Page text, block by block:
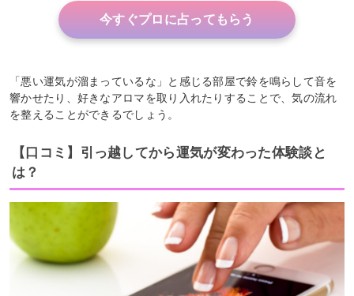
今すぐプロに占ってもらう
「悪い運気が溜まっているな」と感じる部屋で鈴を鳴らして音を
響かせたり、好きなアロマを取り入れたりすることで、気の流れ
を整えることができるでしょう。
【口コミ】引っ越してから運気が変わった体験談と
は？